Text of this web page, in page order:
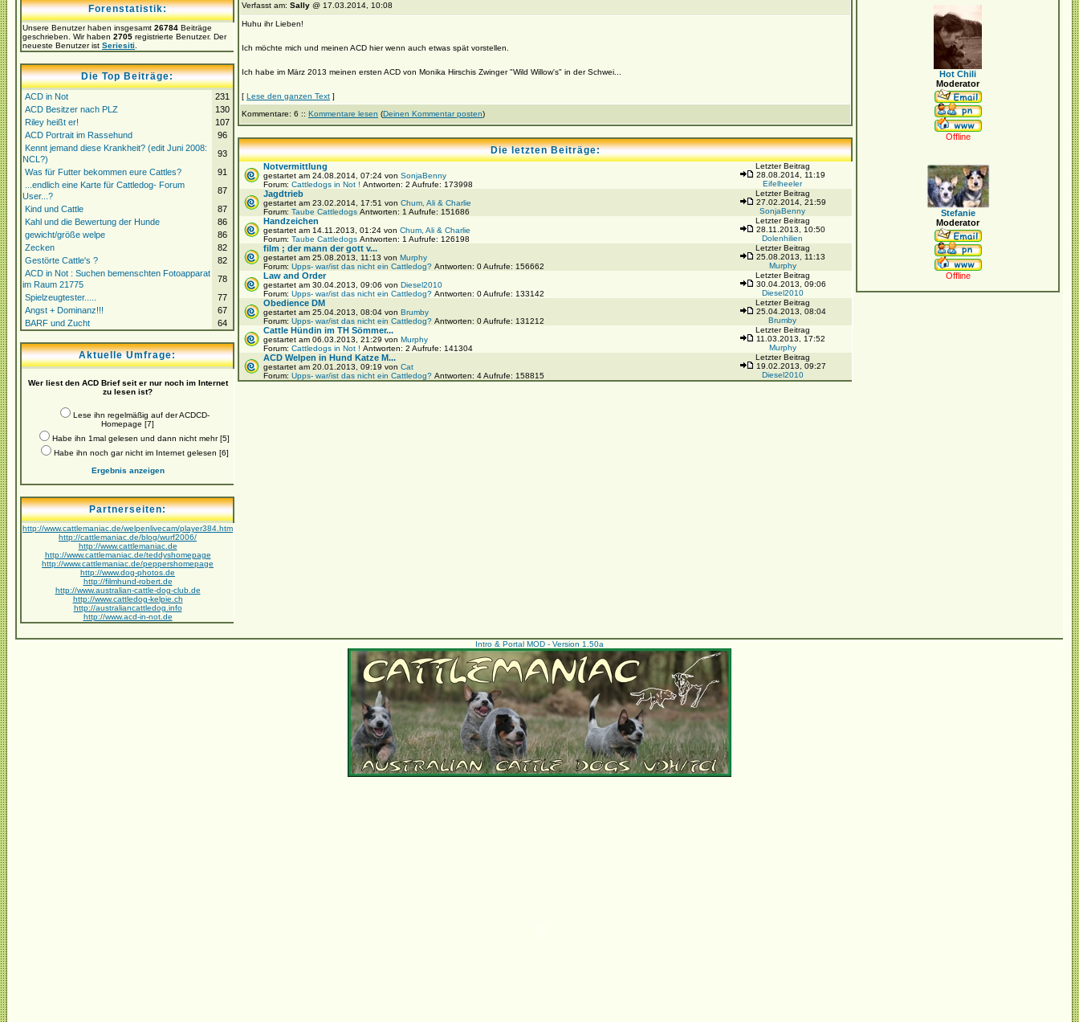
Forenstatistik:
Unsere Benutzer haben insgesamt 26784 Beiträge
geschrieben. Wir haben 2705 registrierte Benutzer. Der
neueste Benutzer ist Seriesiti
Die Top Beiträge:
ACD in Not
231
ACD Besitzer nach PLZ
130
Riley heißt er!
107
ACD Portrait im Rassehund
96
Kennt jemand diese Krankheit? (edit Juni 2008:
NCL?)
93
Was für Futter bekommen eure Cattles?
91
...endlich eine Karte für Cattledog- Forum
User...?
87
Kind und Cattle
87
Kahl und die Bewertung der Hunde
86
gewicht/größe welpe
86
Zecken
82
Gestörte Cattle's ?
82
ACD in Not : Suchen bemenschten Fotoapparat
im Raum 21775
78
Spielzeugtester.....
77
Angst + Dominanz!!!
67
BARF und Zucht
64
Aktuelle Umfrage:
Wer liest den ACD Brief seit er nur noch im Internet
zu lesen ist?
Lese ihn regelmäßig auf der ACDCD-
Homepage [7]
Habe ihn 1mal gelesen und dann nicht mehr [5]
Habe ihn noch gar nicht im Internet gelesen [6]
Ergebnis anzeigen
Partnerseiten:
http://www.cattlemaniac.de/welpenlivecam/player384.htm
http://cattlemaniac.de/blog/wurf2006/
http://www.cattlemaniac.de
http://www.cattlemaniac.de/teddyshomepage
http://www.cattlemaniac.de/peppershomepage
http://www.dog-photos.de
http://filmhund-robert.de
http://www.australian-cattle-dog-club.de
http://www.cattledog-kelpie.ch
http://australiancattledog.info
http://www.acd-in-not.de
Verfasst am: Sally @ 17.03.2014, 10:08
Huhu ihr Lieben!
Ich möchte mich und meinen ACD hier wenn auch etwas spät vorstellen.
Ich habe im März 2013 meinen ersten ACD von Monika Hirschis Zwinger "Wild Willow's" in der Schwei...
[ Lese den ganzen Text ]
Kommentare: 6 :: Kommentare lesen (Deinen Kommentar posten)
Die letzten Beiträge:
Notvermittlung
gestartet am 24.08.2014, 07:24 von SonjaBenny
Forum: Cattledogs in Not ! Antworten: 2 Aufrufe: 173998
Letzter Beitrag
28.08.2014, 11:19
Eifelheeler
Jagdtrieb
gestartet am 23.02.2014, 17:51 von Chum, Ali & Charlie
Forum: Taube Cattledogs Antworten: 1 Aufrufe: 151686
Letzter Beitrag
27.02.2014, 21:59
SonjaBenny
Handzeichen
gestartet am 14.11.2013, 01:24 von Chum, Ali & Charlie
Forum: Taube Cattledogs Antworten: 1 Aufrufe: 126198
Letzter Beitrag
28.11.2013, 10:50
Dolenhilien
film ; der mann der gott v...
gestartet am 25.08.2013, 11:13 von Murphy
Forum: Upps- war/ist das nicht ein Cattledog? Antworten: 0 Aufrufe: 156662
Letzter Beitrag
25.08.2013, 11:13
Murphy
Law and Order
gestartet am 30.04.2013, 09:06 von Diesel2010
Forum: Upps- war/ist das nicht ein Cattledog? Antworten: 0 Aufrufe: 133142
Letzter Beitrag
30.04.2013, 09:06
Diesel2010
Obedience DM
gestartet am 25.04.2013, 08:04 von Brumby
Forum: Upps- war/ist das nicht ein Cattledog? Antworten: 0 Aufrufe: 131212
Letzter Beitrag
25.04.2013, 08:04
Brumby
Cattle Hündin im TH Sömmer...
gestartet am 06.03.2013, 21:29 von Murphy
Forum: Cattledogs in Not ! Antworten: 2 Aufrufe: 141304
Letzter Beitrag
11.03.2013, 17:52
Murphy
ACD Welpen in Hund Katze M...
gestartet am 20.01.2013, 09:19 von Cat
Forum: Upps- war/ist das nicht ein Cattledog? Antworten: 4 Aufrufe: 158815
Letzter Beitrag
19.02.2013, 09:27
Diesel2010
Hot Chili
Moderator
Offline
Stefanie
Moderator
Offline
Intro & Portal MOD - Version 1.50a